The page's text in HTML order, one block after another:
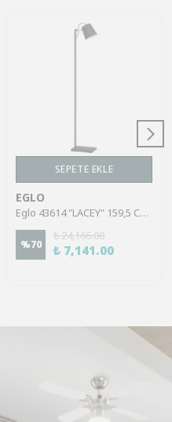
SEPETE EKLE
EGLO
Eglo 43614 "LACEY" 159,5 Cm Yüksekliğinde Çelik, Ahşap Köşe Lambası Lambader
%70
₺ 24,166.00
₺ 7,141.00